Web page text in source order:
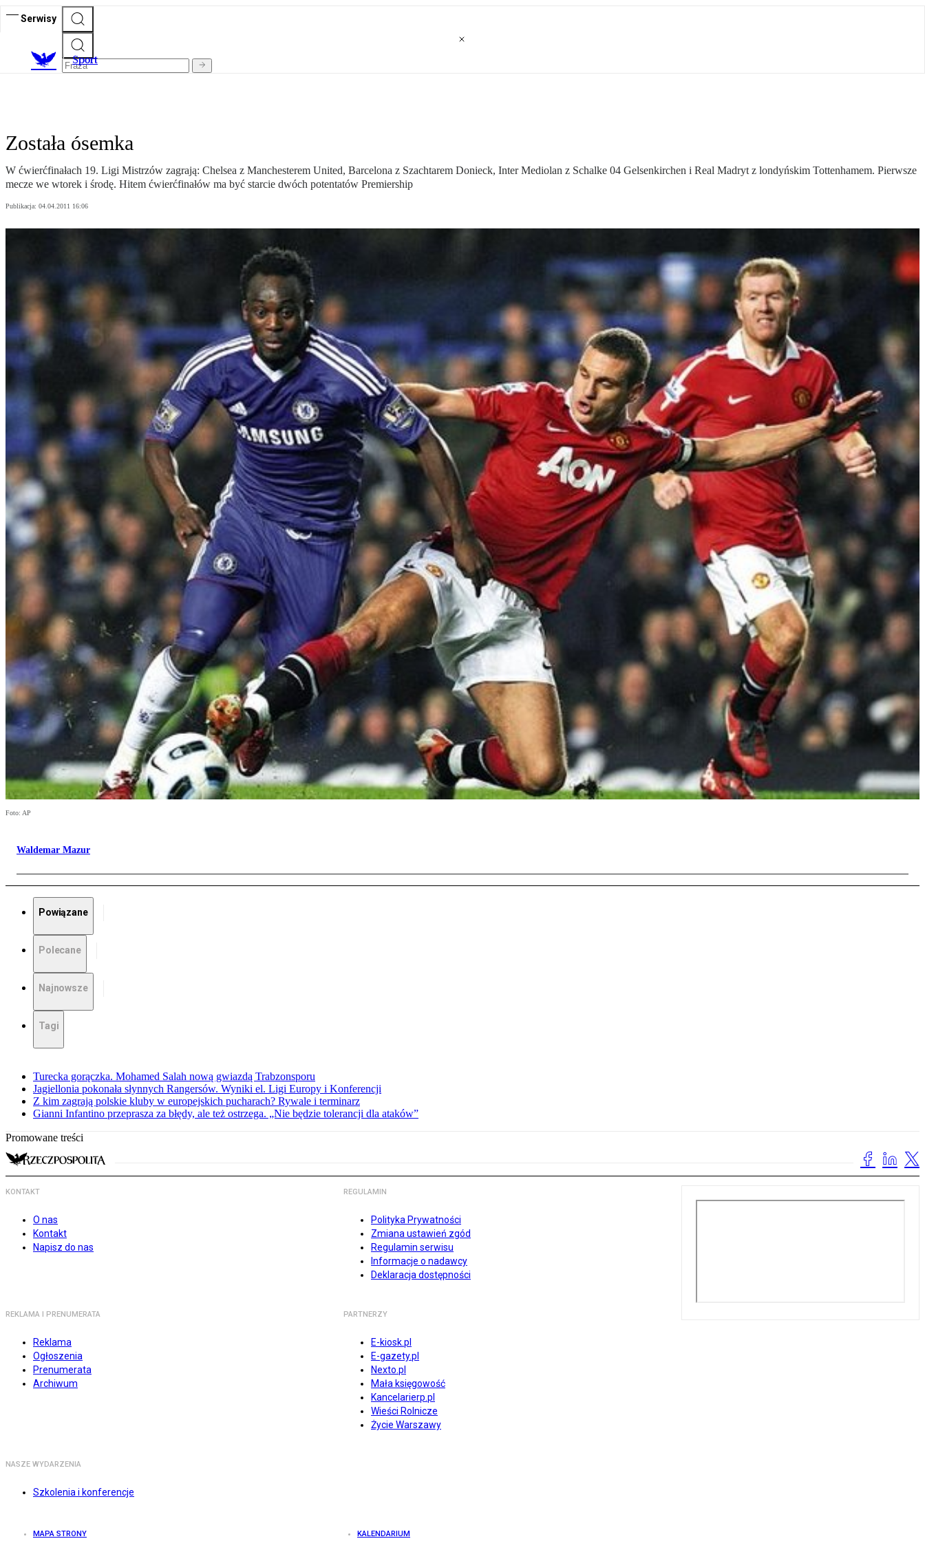
Serwisy
Sport
Została ósemka
W ćwierćfinałach 19. Ligi Mistrzów zagrają: Chelsea z Manchesterem United, Barcelona z Szachtarem Donieck, Inter Mediolan z Schalke 04 Gelsenkirchen i Real Madryt z londyńskim Tottenhamem. Pierwsze
mecze we wtorek i środę. Hitem ćwierćfinałów ma być starcie dwóch potentatów Premiership
Publikacja: 04.04.2011 16:06
Foto: AP
Waldemar Mazur
Powiązane
Polecane
Najnowsze
Tagi
Turecka gorączka. Mohamed Salah nową gwiazdą Trabzonsporu
Jagiellonia pokonała słynnych Rangersów. Wyniki el. Ligi Europy i Konferencji
Z kim zagrają polskie kluby w europejskich pucharach? Rywale i terminarz
Gianni Infantino przeprasza za błędy, ale też ostrzega. „Nie będzie tolerancji dla ataków”
Promowane treści
KONTAKT
O nas
Kontakt
Napisz do nas
REGULAMIN
Polityka Prywatności
Zmiana ustawień zgód
Regulamin serwisu
Informacje o nadawcy
Deklaracja dostępności
REKLAMA I PRENUMERATA
Reklama
Ogłoszenia
Prenumerata
Archiwum
PARTNERZY
E-kiosk.pl
E-gazety.pl
Nexto.pl
Mała księgowość
Kancelarierp.pl
Wieści Rolnicze
Życie Warszawy
NASZE WYDARZENIA
Szkolenia i konferencje
MAPA STRONY KALENDARIUM